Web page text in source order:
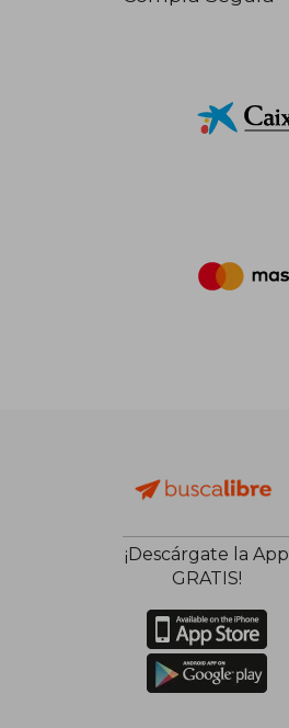
¡Descárgate la App
GRATIS!